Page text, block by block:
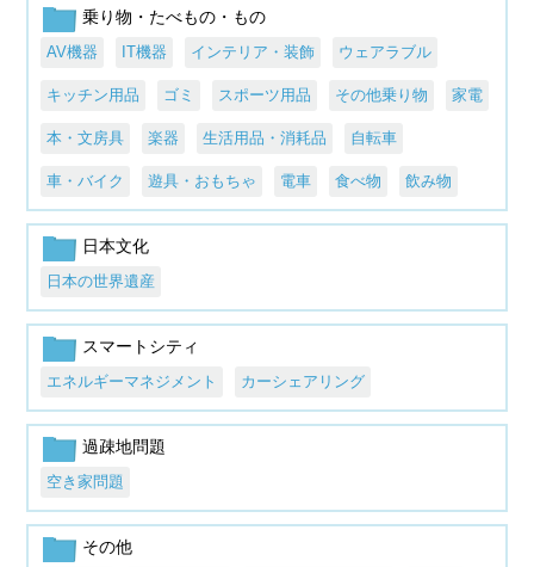
乗り物・たべもの・もの
AV機器 IT機器 インテリア・装飾 ウェアラブル
キッチン用品 ゴミ スポーツ用品 その他乗り物 家電
本・文房具 楽器 生活用品・消耗品 自転車
車・バイク 遊具・おもちゃ 電車 食べ物 飲み物
日本文化
日本の世界遺産
スマートシティ
エネルギーマネジメント カーシェアリング
過疎地問題
空き家問題
その他